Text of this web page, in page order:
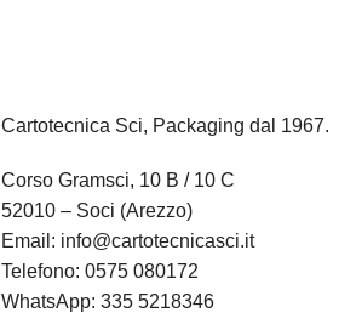
Cartotecnica Sci, Packaging dal 1967.
Corso Gramsci, 10 B / 10 C
52010 – Soci (Arezzo)
Email: info@cartotecnicasci.it
Telefono: 0575 080172
WhatsApp: 335 5218346